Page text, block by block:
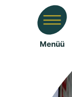
Menüü